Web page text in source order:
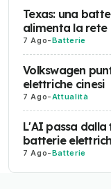
Texas: una
alimenta la rete
7 Ago-Batterie
Volkswagen
elettriche cinesi
7 Ago-Attualità
L'AI passa
batterie
7 Ago-Batterie